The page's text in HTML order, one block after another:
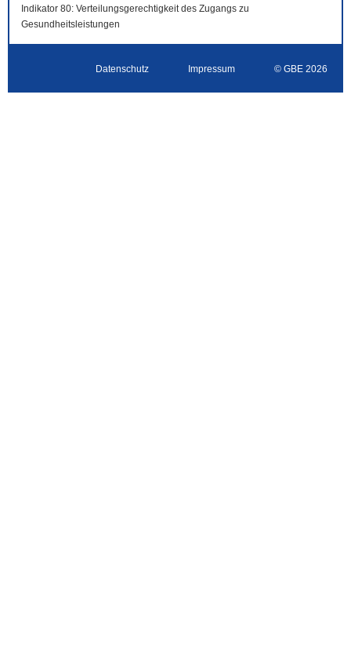
Indikator 80: Verteilungsgerechtigkeit des Zugangs zu
Gesundheitsleistungen
Datenschutz Impressum © GBE 2026